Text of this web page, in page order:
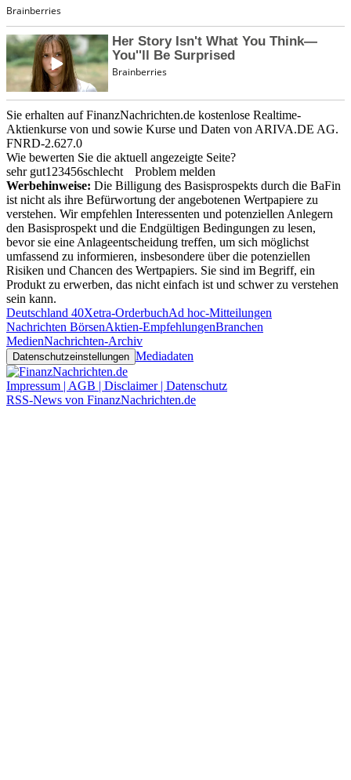
Sie erhalten auf FinanzNachrichten.de kostenlose Realtime-
Aktienkurse von und sowie Kurse und Daten von ARIVA.DE AG.
FNRD-2.627.0
Wie bewerten Sie die aktuell angezeigte Seite?
sehr gut1 23456schlecht
Problem melden
Werbehinweise: Die Billigung des Basisprospekts durch die BaFin
ist nicht als ihre Befürwortung der angebotenen Wertpapiere zu
verstehen. Wir empfehlen Interessenten und potenziellen Anlegern
den Basisprospekt und die Endgültigen Bedingungen zu lesen,
bevor sie eine Anlageentscheidung treffen, um sich möglichst
umfassend zu informieren, insbesondere über die potenziellen
Risiken und Chancen des Wertpapiers. Sie sind im Begriff, ein
Produkt zu erwerben, das nicht einfach ist und schwer zu verstehen
sein kann.
Deutschland 40Xetra-OrderbuchAd hoc-Mitteilungen
Nachrichten BörsenAktien-EmpfehlungenBranchen
MedienNachrichten-Archiv
Datenschutzeinstellungen Mediadaten
Impressum | AGB | Disclaimer | Datenschutz
RSS-News von FinanzNachrichten.de